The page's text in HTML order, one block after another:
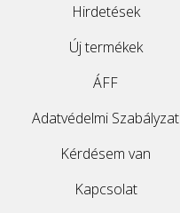
Hirdetések
Új termékek
ÁFF
Adatvédelmi Szabályzat
Kérdésem van
Kapcsolat